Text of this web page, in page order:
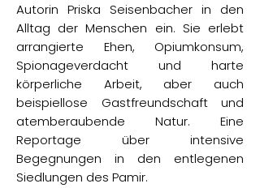
Autorin Priska Seisenbacher in den
Alltag der Menschen ein. Sie erlebt
arrangierte Ehen, Opiumkonsum,
Spionageverdacht und harte
körperliche Arbeit, aber auch
beispiellose Gastfreundschaft und
atemberaubende Natur. Eine
Reportage über intensive
Begegnungen in den entlegenen
Siedlungen des Pamir.